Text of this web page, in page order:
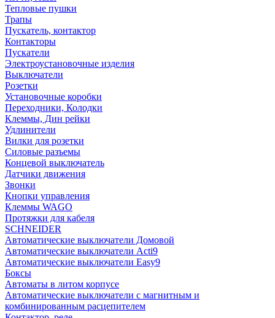
Тепловые пушки
Трапы
Пускатель, контактор
Контакторы
Пускатели
Электроустановочные изделия
Выключатели
Розетки
Установочные коробки
Переходники, Колодки
Клеммы, Дин рейки
Удлинители
Вилки для розетки
Силовые разъемы
Концевой выключатель
Датчики движения
Звонки
Кнопки управления
Клеммы WAGO
Протяжки для кабеля
SCHNEIDER
Автоматические выключатели Домовой
Автоматические выключатели Acti9
Автоматические выключатели Easy9
Боксы
Автоматы в литом корпусе
Автоматические выключатели с магнитным и
комбинированным расцепителем